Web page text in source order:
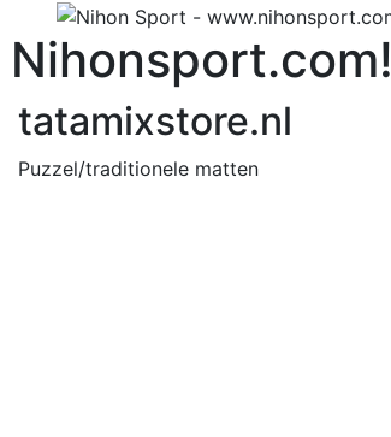
tatamixstore.nl
Puzzel/traditionele matten